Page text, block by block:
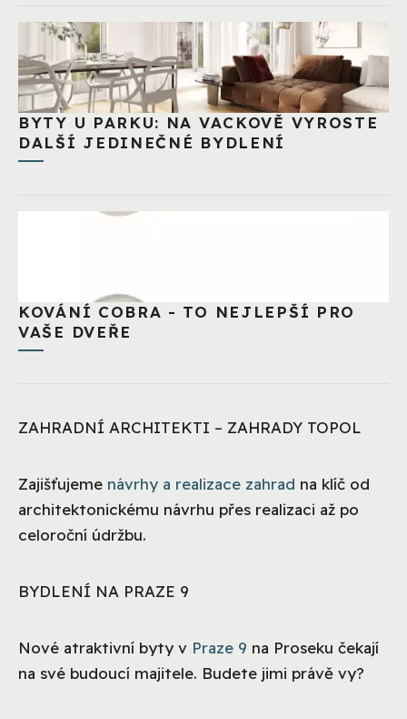
BYTY U PARKU: NA VACKOVĚ VYROSTE
DALŠÍ JEDINEČNÉ BYDLENÍ
KOVÁNÍ COBRA - TO NEJLEPŠÍ PRO
VAŠE DVEŘE
ZAHRADNÍ ARCHITEKTI – ZAHRADY TOPOL
Zajišťujeme návrhy a realizace zahrad na klíč od
architektonickému návrhu přes realizaci až po
celoroční údržbu.
BYDLENÍ NA PRAZE 9
Nové atraktivní byty v Praze 9 na Proseku čekají
na své budoucí majitele. Budete jimi právě vy?